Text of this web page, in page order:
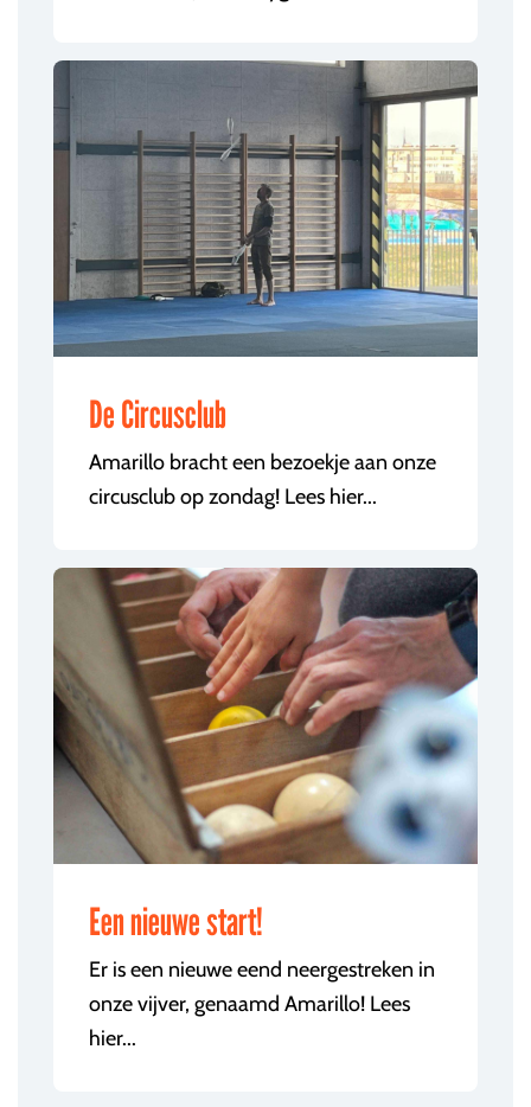
De Circusclub
Amarillo bracht een bezoekje aan onze
circusclub op zondag! Lees hier...
Een nieuwe start!
Er is een nieuwe eend neergestreken in
onze vijver, genaamd Amarillo! Lees
hier...